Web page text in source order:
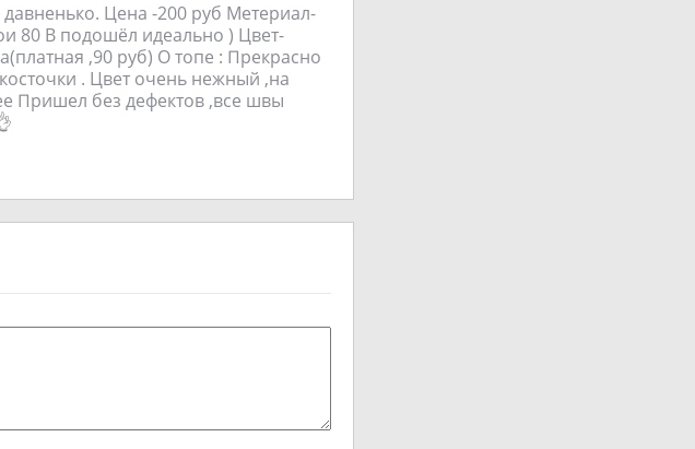
Цена -200 руб Метериал-
80 B подошёл идеально ) Цвет-
,90 руб) О топе : Прекрасно
. Цвет очень нежный ,на
Пришел без дефектов ,все швы